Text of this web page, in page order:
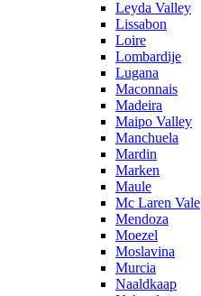
Leyda Valley
Lissabon
Loire
Lombardije
Lugana
Maconnais
Madeira
Maipo Valley
Manchuela
Mardin
Marken
Maule
Mc Laren Vale
Mendoza
Moezel
Moslavina
Murcia
Naaldkaap